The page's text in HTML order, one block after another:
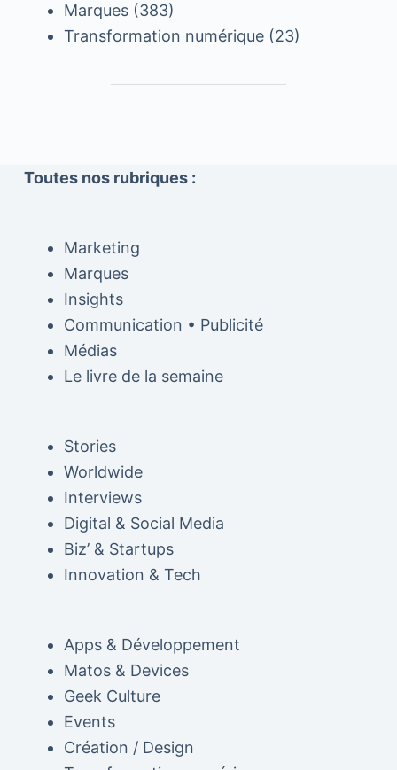
Marques(383)
Transformation numérique(23)
Toutes nos rubriques :
Marketing
Marques
Insights
Communication • Publicité
Médias
Le livre de la semaine
Stories
Worldwide
Interviews
Digital & Social Media
Biz’ & Startups
Innovation & Tech
Apps & Développement
Matos & Devices
Geek Culture
Events
Création / Design